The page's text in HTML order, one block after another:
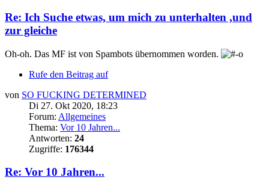
Re: Ich Suche etwas, um mich zu unterhalten ,und
zur gleiche
Oh-oh. Das MF ist von Spambots übernommen worden.
Rufe den Beitrag auf
von SO FUCKING DETERMINED
Di 27. Okt 2020, 18:23
Forum: Allgemeines
Thema: Vor 10 Jahren...
Antworten: 24
Zugriffe: 176344
Re: Vor 10 Jahren...